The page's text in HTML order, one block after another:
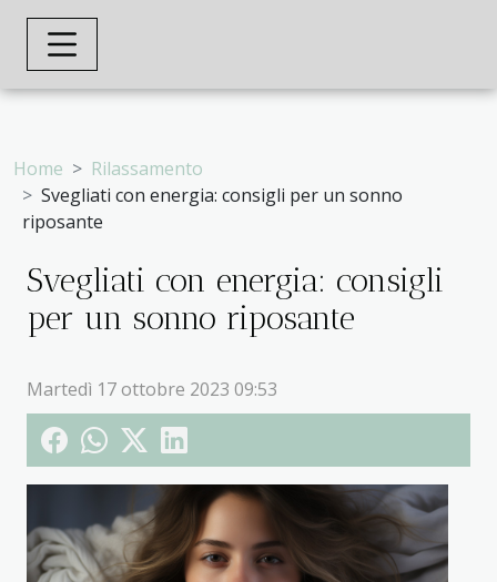
Home
Rilassamento
Svegliati con energia: consigli per un sonno
riposante
Svegliati con energia: consigli
per un sonno riposante
Martedì 17 ottobre 2023 09:53